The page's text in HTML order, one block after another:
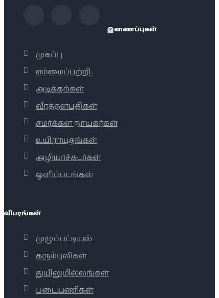
இணைப்புகள்
முகப்பு
எம்மைப்பற்றி..
அடிக்கற்கள்
வீரத்தளபதிகள்
சமர்க்கள நாயகர்கள்
உயிராயுதங்கள்
அழியாச்சுடர்கள்
ஒளிப்படங்கள்
விபரங்கள்
முழுப்பட்டியல்
கரும்புலிகள்
துயிலுமில்லங்கள்
படையணிகள்